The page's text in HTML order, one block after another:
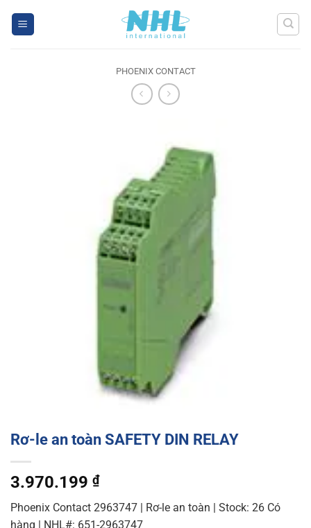
PHOENIX CONTACT
Rơ-le an toàn SAFETY DIN RELAY
3.970.199 ₫
Phoenix Contact 2963747 | Rơ-le an toàn | Stock: 26 Có
hàng | NHL#: 651-2963747